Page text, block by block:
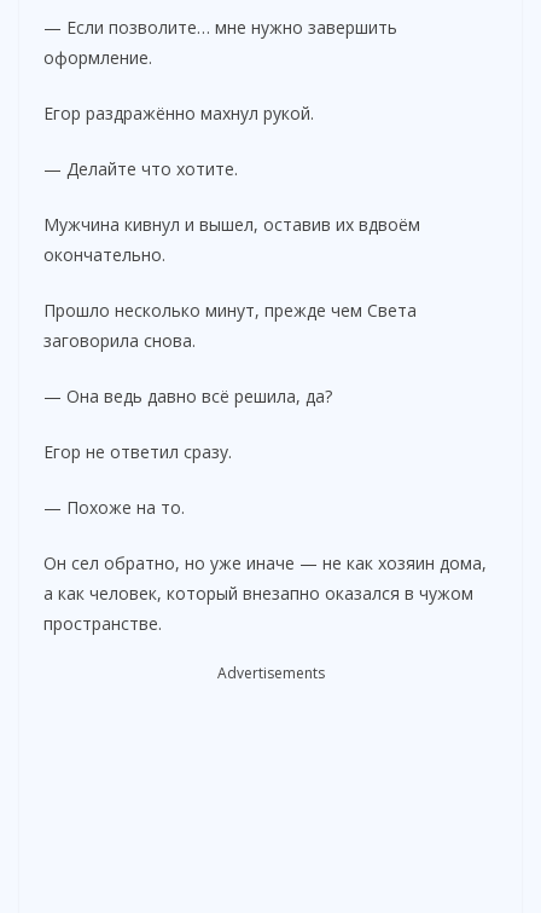
— Если позволите… мне нужно завершить
оформление.
Егор раздражённо махнул рукой.
— Делайте что хотите.
Мужчина кивнул и вышел, оставив их вдвоём
окончательно.
Прошло несколько минут, прежде чем Света
заговорила снова.
— Она ведь давно всё решила, да?
Егор не ответил сразу.
— Похоже на то.
Он сел обратно, но уже иначе — не как хозяин дома,
а как человек, который внезапно оказался в чужом
пространстве.
Advertisements